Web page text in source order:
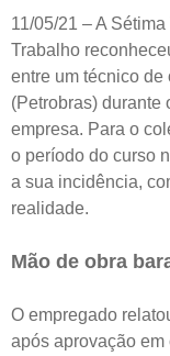
11/05/21 – A
Trabalho
entre um técnico
(Petrobras) durante
empresa. Para o
o período do curso
a sua incidência,
realidade.
Mão de obra
O empregado
após aprovação